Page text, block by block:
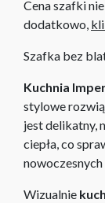
Cena szafki
dodatkowo,
Szafka bez
Kuchnia
stylowe
jest delikatny,
ciepła, co
nowoczesnych
Wizualnie